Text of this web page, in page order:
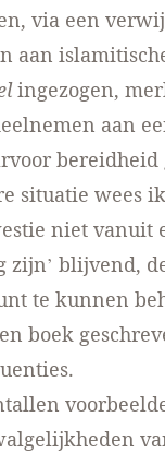
via een
aan
ingezogen,
aan
situatie wees
niet vanuit
zijn’ blijvend,
te kunnen
boek